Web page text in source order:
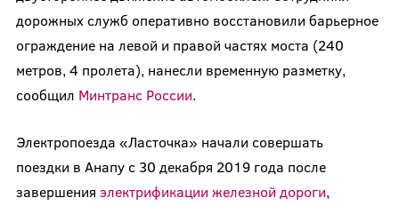
дорожных служб оперативно восстановили барьерное
ограждение на левой и правой частях моста (240
метров, 4 пролета), нанесли временную разметку,
сообщил Минтранс России.
Электропоезда «Ласточка» начали совершать
поездки в Анапу с 30 декабря 2019 года после
завершения электрификации железной дороги,